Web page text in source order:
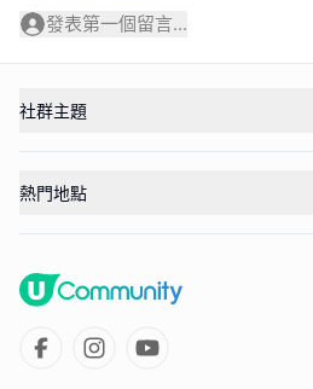
發表第一個留言...
社群主題
熱門地點